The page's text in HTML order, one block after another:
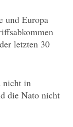
und Europa
letzten 30
nicht in
die Nato nicht